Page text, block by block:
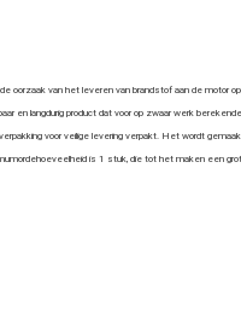
oorzaak van het leveren van brandstof aan de motor
en langdurig product dat voor op zwaar werk
voor veilige levering verpakt. Het wordt
is 1 stuk, die tot het maken een